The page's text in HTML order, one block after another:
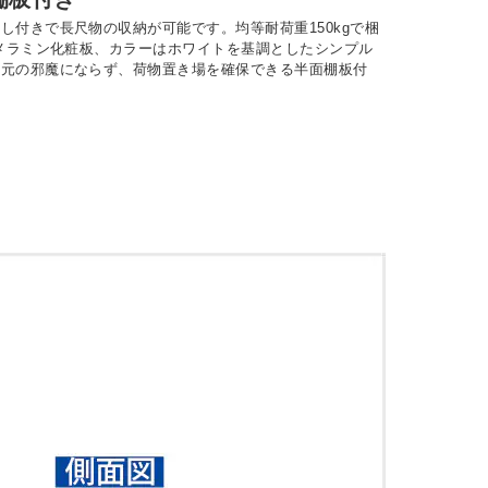
付きで長尺物の収納が可能です。均等耐荷重150kgで梱
ミン化粧板、カラーはホワイトを基調としたシンプル
の邪魔にならず、荷物置き場を確保できる半面棚板付